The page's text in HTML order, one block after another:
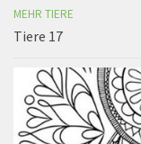
MEHR TIERE
Tiere 17